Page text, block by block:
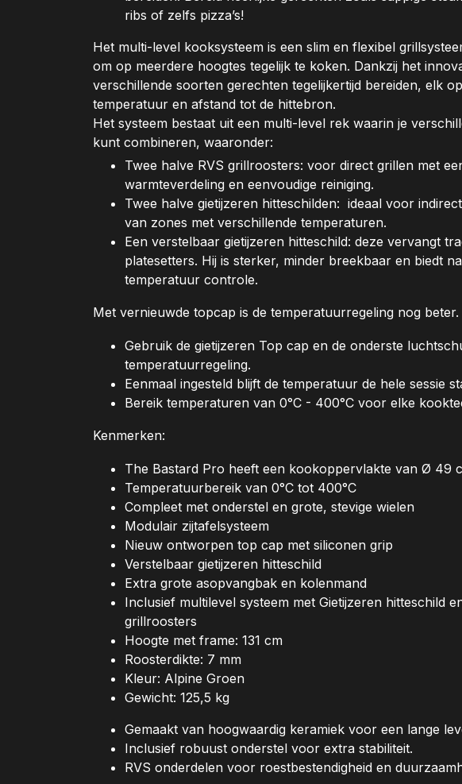
ribs of zelfs pizza’s!
Het multi-level kooksysteem is een slim en flexibel
om op meerdere hoogtes tegelijk te koken. Dankzij het
verschillende soorten gerechten tegelijkertijd bereiden, elk
temperatuur en afstand tot de hittebron.
Het systeem bestaat uit een multi-level rek waarin je
kunt combineren, waaronder:
Twee halve RVS grillroosters: voor direct grillen met
warmteverdeling en eenvoudige reiniging.
Twee halve gietijzeren hitteschilden: ideaal voor
van zones met verschillende temperaturen.
Een verstelbaar gietijzeren hitteschild: deze vervangt
platesetters. Hij is sterker, minder breekbaar en biedt
temperatuur controle.
Met vernieuwde topcap is de temperatuurregeling nog beter.
Gebruik de gietijzeren Top cap en de onderste
temperatuurregeling.
Eenmaal ingesteld blijft de temperatuur de hele sessie
Bereik temperaturen van 0°C - 400°C voor elke
Kenmerken:
The Bastard Pro heeft een kookoppervlakte van Ø 49
Temperatuurbereik van 0°C tot 400°C
Compleet met onderstel en grote, stevige wielen
Modulair zijtafelsysteem
Nieuw ontworpen top cap met siliconen grip
Verstelbaar gietijzeren hitteschild
Extra grote asopvangbak en kolenmand
Inclusief multilevel systeem met Gietijzeren hitteschild
grillroosters
Hoogte met frame: 131 cm
Roosterdikte: 7 mm
Kleur: Alpine Groen
Gewicht: 125,5 kg
Gemaakt van hoogwaardig keramiek voor een lange
Inclusief robuust onderstel voor extra stabiliteit.
RVS onderdelen voor roestbestendigheid en